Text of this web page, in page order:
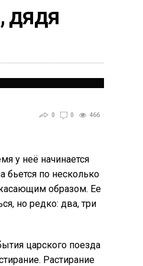
дядя
0 0 466
у неё начинается
бьется по несколько
образом. Ее
но редко: два, три
царского поезда
Растирание